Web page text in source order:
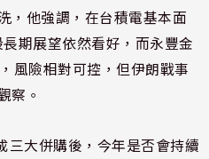
，他強調，在台積電基本面
期展望依然看好，而永豐金
風險相對可控，但伊朗戰事
察。
三大併購後，今年是否會持續